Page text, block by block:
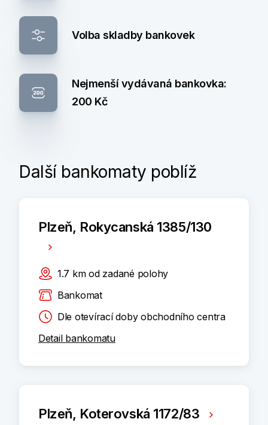
Volba skladby bankovek
Nejmenší vydávaná bankovka:
200 Kč
Další bankomaty poblíž
Plzeň, Rokycanská 1385/130
1.7 km od zadané polohy
Bankomat
Dle otevírací doby obchodního centra
Detail bankomatu
Plzeň, Koterovská 1172/83